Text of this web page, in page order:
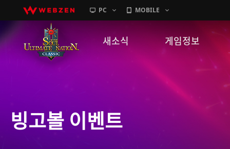
PC MOBILE
새소식
GM노트
게임정보
캐릭터소개
빙고볼 이벤트